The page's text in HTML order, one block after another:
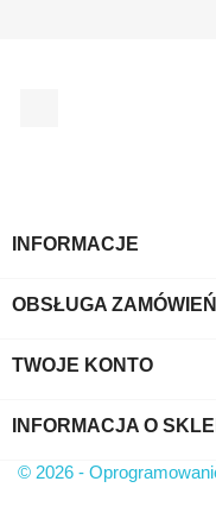
INFORMACJE
OBSŁUGA ZAMÓWIEŃ
TWOJE KONTO
INFORMACJA O
© 2026 -